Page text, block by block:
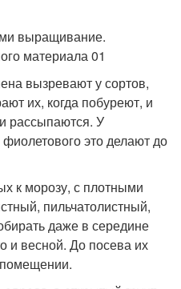
вызревают у сортов,
их, когда побуреют, и
рассыпаются. У
это делают до
к морозу, с плотными
пильчатолистный,
даже в середине
и весной. До посева их